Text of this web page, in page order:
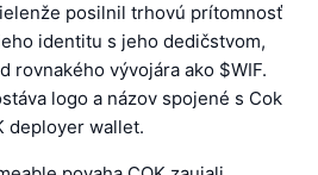
posilnil trhovú prítomnosť
identitu s jeho dedičstvom,
rovnakého vývojára ako $WIF.
logo a názov spojené s Cok
deployer wallet.